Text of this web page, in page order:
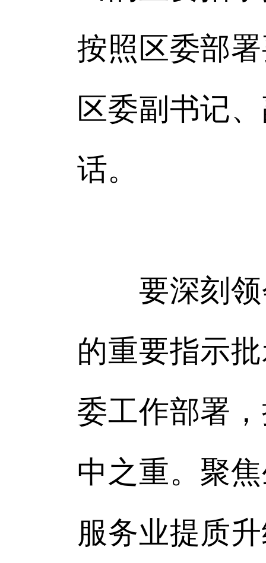
按照区委部
区委副书记
话。
要深刻领
的重要指示
委工作部署
中之重。聚
服务业提质